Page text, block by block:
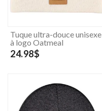
Tuque ultra-douce unisexe
à logo Oatmeal
24.98$